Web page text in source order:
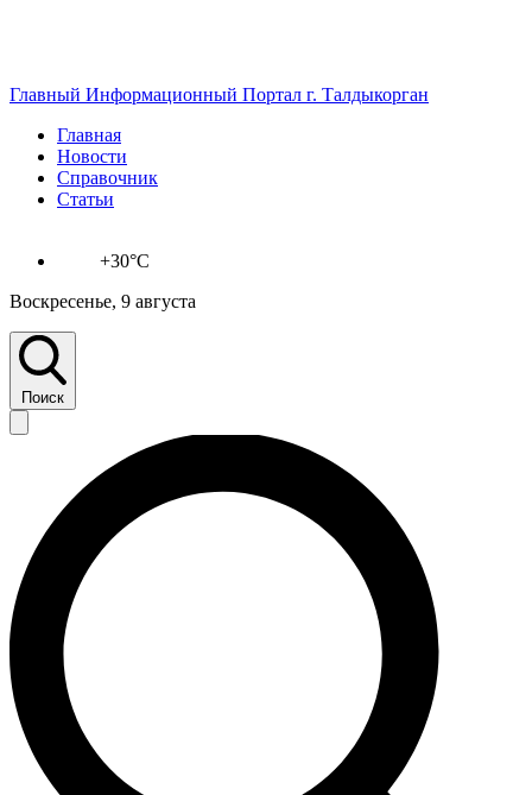
Главный Информационный Портал г. Талдыкорган
Главная
Новости
Справочник
Статьи
+30°C
Воскресенье, 9 августа
Поиск